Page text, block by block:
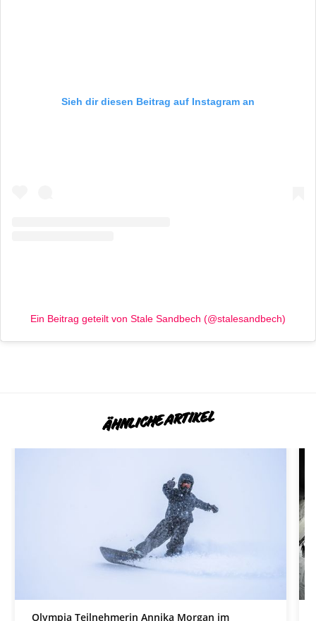
Sieh dir diesen Beitrag auf Instagram an
Ein Beitrag geteilt von Stale Sandbech (@stalesandbech)
ÄHNLICHE ARTIKEL
Olympia Teilnehmerin Annika Morgan im